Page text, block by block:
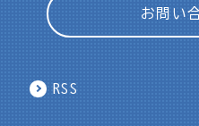
お問い
RSS